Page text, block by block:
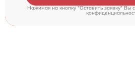
Нажимая на кнопку "Оставить заявку" Вы